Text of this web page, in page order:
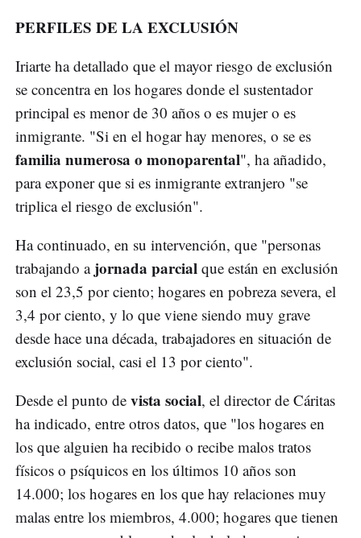
PERFILES DE LA EXCLUSIÓN
Iriarte ha detallado que el mayor riesgo de exclusión
se concentra en los hogares donde el sustentador
principal es menor de 30 años o es mujer o es
inmigrante. "Si en el hogar hay menores, o se es
familia numerosa o monoparental", ha añadido,
para exponer que si es inmigrante extranjero "se
triplica el riesgo de exclusión".
Ha continuado, en su intervención, que "personas
trabajando ajornada parcial que están en exclusión
son el 23,5 por ciento; hogares en pobreza severa, el
3,4 por ciento, y lo que viene siendo muy grave
desde hace una década, trabajadores en situación de
exclusión social, casi el 13 por ciento".
Desde el punto de vista social, el director de Cáritas
ha indicado, entre otros datos, que "los hogares en
los que alguien ha recibido o recibe malos tratos
físicos o psíquicos en los últimos 10 años son
14.000; los hogares en los que hay relaciones muy
malas entre los miembros, 4.000; hogares que tienen